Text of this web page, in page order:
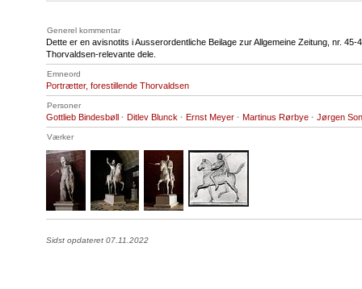
Generel kommentar
Dette er en avisnotits i Ausserordentliche Beilage zur Allgemeine Zeitung, nr.
Thorvaldsen-relevante dele.
Emneord
Portrætter, forestillende Thorvaldsen
Personer
Gottlieb Bindesbøll · Ditlev Blunck · Ernst Meyer · Martinus Rørbye · Jørgen
Værker
Sidst opdateret 07.11.2022